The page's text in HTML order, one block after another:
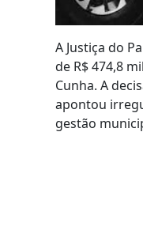
A Justiça do
de R$ 474,8
Cunha. A
apontou
gestão